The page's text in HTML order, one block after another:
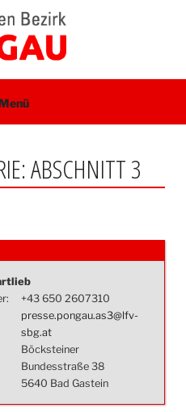
ABSCHNITT 3
+43 650 2607310
presse.pongau.as3@lfv-
sbg.at
Böcksteiner
Bundesstraße 38
5640 Bad Gastein